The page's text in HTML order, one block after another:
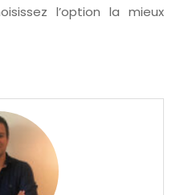
l’option la mieux